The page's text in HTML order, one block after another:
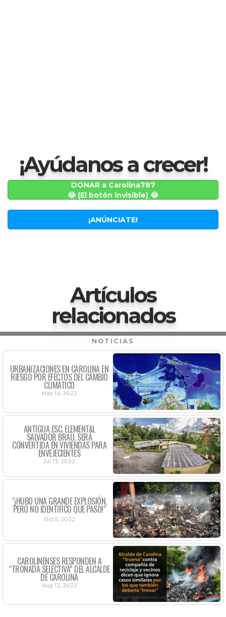
¡Ayúdanos a crecer!
DONAR a Carolina787
😂 (El botón invisible) 😂
¡ANÚNCIATE!
Artículos
relacionados
NOTICIAS
URBANIZACIONES EN CAROLINA EN
RIESGO POR EFECTOS DEL CAMBIO
CLIMÁTICO
May 14, 2022
ANTIGUA ESC. ELEMENTAL
SALVADOR BRAU, SERÁ
CONVERTIDA EN VIVIENDAS PARA
ENVEJECIENTES
Jul 13, 2022
"¡HUBO UNA GRANDE EXPLOSIÓN,
PERO NO IDENTIFICO QUE PASO!"
Oct 5, 2022
CAROLINENSES RESPONDEN A
“TRONADA SELECTIVA” DEL ALCALDE
DE CAROLINA
Aug 12, 2022